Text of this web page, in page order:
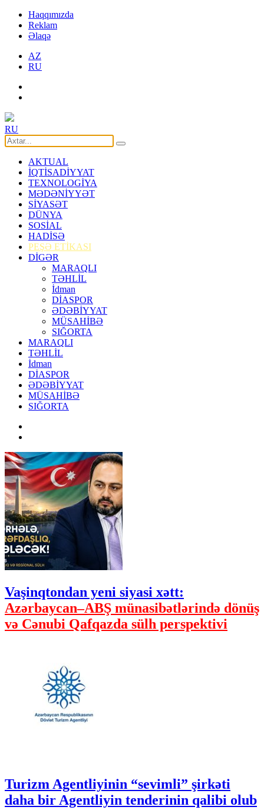
Haqqımızda
Reklam
Əlaqə
AZ
RU
RU
AKTUAL
İQTİSADİYYAT
TEXNOLOGİYA
MƏDƏNİYYƏT
SİYASƏT
DÜNYA
SOSİAL
HADİSƏ
PEŞƏ ETİKASI
DİGƏR
MARAQLI
TƏHLİL
İdman
DİASPOR
ƏDƏBİYYAT
MÜSAHİBƏ
SIĞORTA
MARAQLI
TƏHLİL
İdman
DİASPOR
ƏDƏBİYYAT
MÜSAHİBƏ
SIĞORTA
Vaşinqtondan yeni siyasi xətt:
Azərbaycan–ABŞ münasibətlərində dönüş
və Cənubi Qafqazda sülh perspektivi
Turizm Agentliyinin “sevimli” şirkəti
daha bir Agentliyin tenderinin qalibi olub